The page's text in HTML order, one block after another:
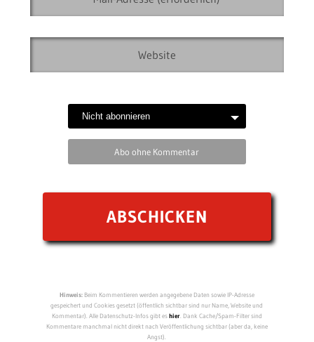
Abo ohne Kommentar
Hinweis:Beim Kommentieren werden angegebene Daten sowie IP-Adresse
gespeichert und Cookies gesetzt (öffentlich sichtbar sind nur Name, Website und
Kommentar). Alle Datenschutz-Infos gibt eshier. Dank Cache/Spam-Filter sind
Kommentare manchmal nicht direkt nach Veröffentlichung sichtbar (aber da, keine
Angst).